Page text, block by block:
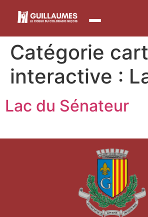
principal
Catégorie
interactive :
Lac du Sénateur